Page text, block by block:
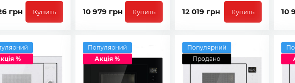
грн Купить 10 979 грн Купить 12 019 грн Купить 10
%
Популярний
Акція %
Популярний
Продано